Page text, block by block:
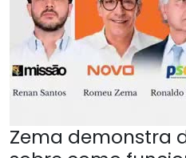
Zema demonstra